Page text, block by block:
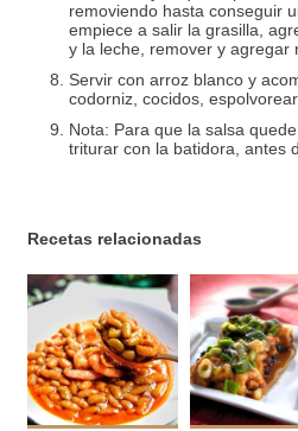
removiendo hasta conseguir
empiece a salir la grasilla,
y la leche, remover y agregar
Servir con arroz blanco y
codorniz, cocidos,
Nota: Para que la salsa
triturar con la batidora, antes
Recetas relacionadas
6
personas